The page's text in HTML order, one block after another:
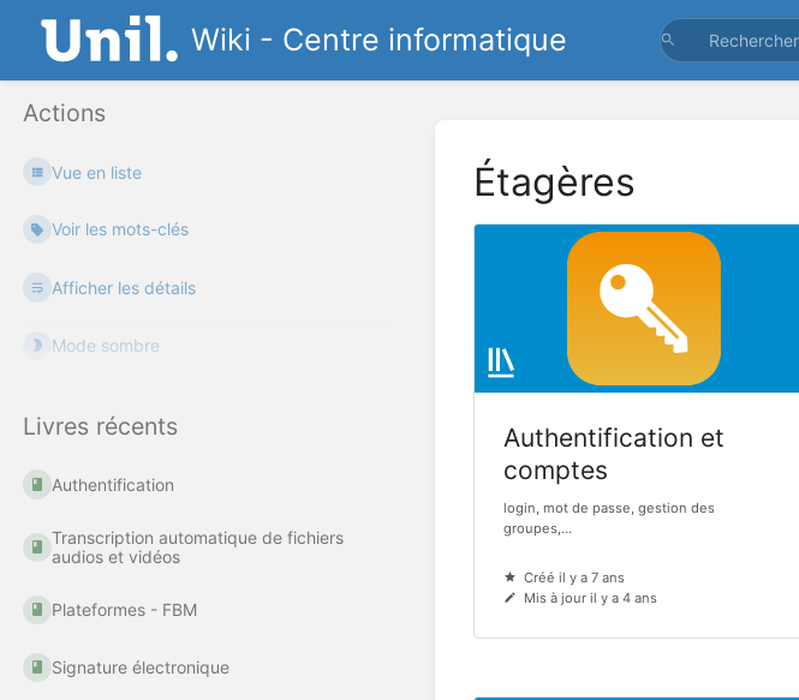
Wiki - Centre informatique
Actions
Vue en liste
Voir les mots-clés
Afficher les détails
Mode sombre
Livres récents
Authentification
Transcription automatique de fichiers
audios et vidéos
Plateformes - FBM
Signature électronique
Étagères
Authentification et
comptes
login, mot de passe, gestion des
groupes,...
Créé il y a 7 ans
Mis à jour il y a 4 ans